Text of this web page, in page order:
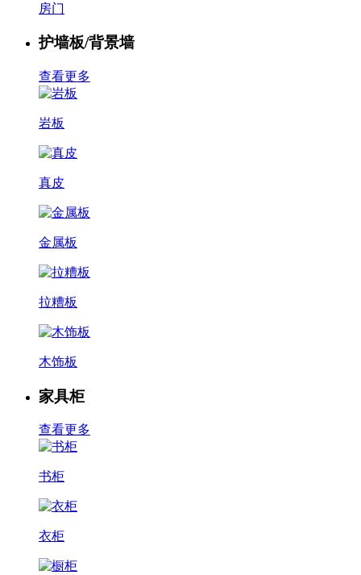
房门
护墙板/背景墙
查看更多
岩板
真皮
金属板
拉糟板
木饰板
家具柜
查看更多
书柜
衣柜